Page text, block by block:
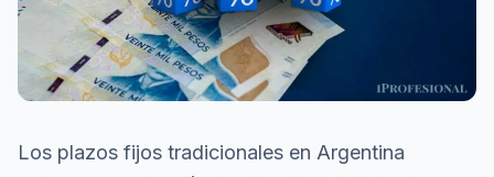
Los plazos fijos tradicionales en Argentina